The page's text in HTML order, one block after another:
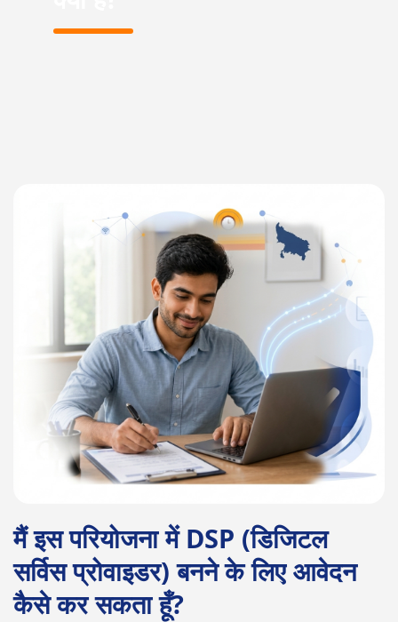
मैं इस परियोजना में DSP (डिजिटल
सर्विस प्रोवाइडर) बनने के लिए आवेदन
कैसे कर सकता हूँ?